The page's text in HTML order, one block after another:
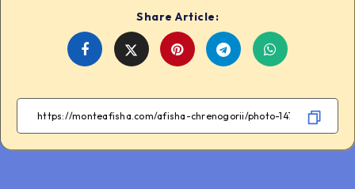
Share Article:
Share
Facebook
Share
Twitter
Share
Telegram
Share
WhatsApp